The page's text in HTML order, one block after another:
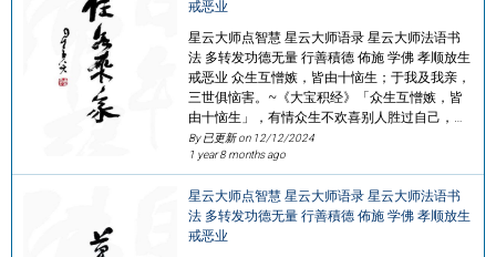
戒恶业
星云大师点智慧 星云大师语录 星云大师法语书
法 多转发功德无量 行善積德 佈施 学佛 孝顺放生
戒恶业 众生互憎嫉，皆由十恼生；于我及我亲，
三世俱恼害。~《大宝积经》「众生互憎嫉，皆
由十恼生」，有情众生不欢喜别人胜过自己，…
By 已更新 on 12/12/2024
1 year 8 months ago
星云大师点智慧 星云大师语录 星云大师法语书
法 多转发功德无量 行善積德 佈施 学佛 孝顺放生
戒恶业